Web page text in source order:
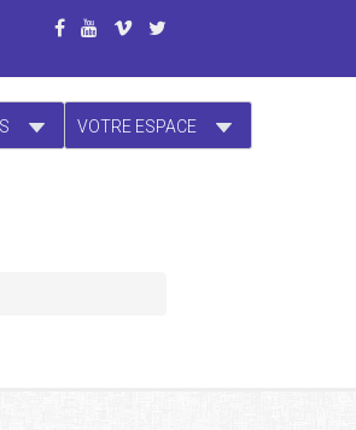
VOTRE ESPACE